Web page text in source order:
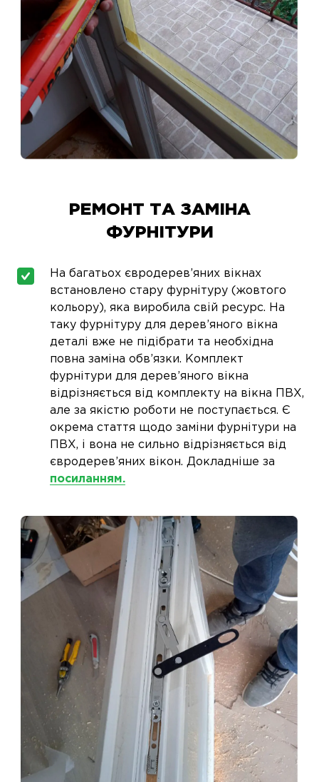
РЕМОНТ ТА ЗАМІНА
ФУРНІТУРИ
На багатьох євродерев’яних вікнах
встановлено стару фурнітуру (жовтого
кольору), яка виробила свій ресурс. На
таку фурнітуру для дерев’яного вікна
деталі вже не підібрати та необхідна
повна заміна обв’язки. Комплект
фурнітури для дерев’яного вікна
відрізняється від комплекту на вікна ПВХ,
але за якістю роботи не поступається. Є
окрема стаття щодо заміни фурнітури на
ПВХ, і вона не сильно відрізняється від
євродерев’яних вікон. Докладніше за
посиланням.